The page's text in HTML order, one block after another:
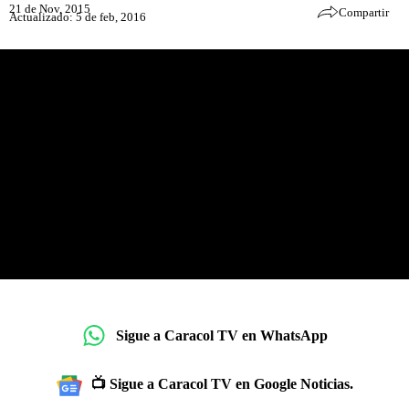
21 de Nov, 2015
Actualizado: 5 de feb, 2016 Compartir
Sigue a Caracol TV en WhatsApp
📺 Sigue a Caracol TV en Google Noticias.